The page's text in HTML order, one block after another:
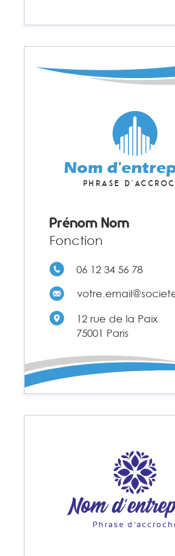
06 12 34 56 78
12 rue de la Paix
75001 Paris
Fonction
Prénom Nom
Nom
Phrase
Nom
Phrase